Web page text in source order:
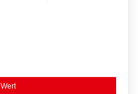
Wert